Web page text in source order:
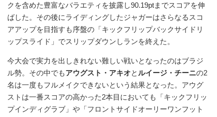
クを含めた豊富なバラエティを披露し90.19ptまでスコアを伸
ばした。その後にライディングしたジャガーはさらなるスコ
アアップを目指すも序盤の「キックフリップバックサイドリ
ップスライド」でスリップダウンしランを終えた。
今大会で実力を出しきれない難しい戦いとなったのはブラジ
ル勢。その中でもアウグスト・アキオと ルイージ・チーニの2
名は一度もフルメイクできないという結果となった。アウグ
ストは一番スコアの高かった2本目においても「キックフリッ
プインディグラブ」や「フロントサイドオーリーワンフット